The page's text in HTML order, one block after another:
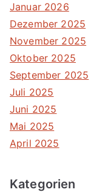
Januar 2026
Dezember 2025
November 2025
Oktober 2025
September 2025
Juli 2025
Juni 2025
Mai 2025
April 2025
Kategorien